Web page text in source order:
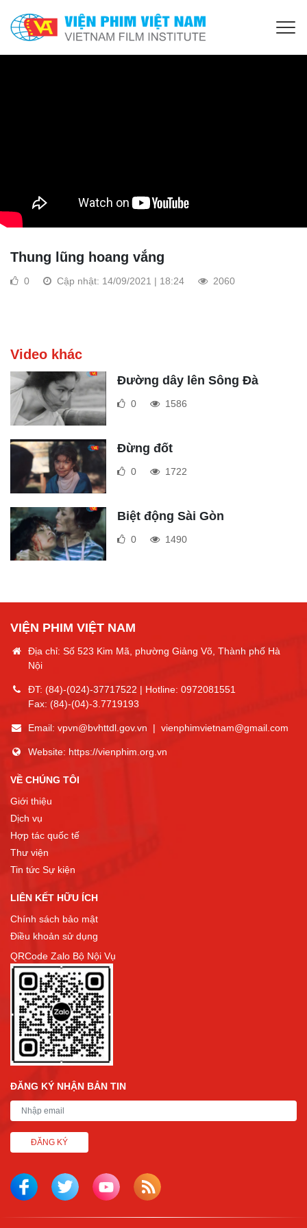
Thung lũng hoang vắng
0 Cập nhật: 14/09/2021 | 18:24 2060
Video khác
Đường dây lên Sông Đà
0 1586
Đừng đốt
0 1722
Biệt động Sài Gòn
0 1490
VIỆN PHIM VIỆT NAM
Địa chỉ: Số 523 Kim Mã, phường Giảng Võ, Thành phố Hà
Nội
ĐT: (84)-(024)-37717522 | Hotline: 0972081551
Fax: (84)-(04)-3.7719193
Email: vpvn@bvhttdl.gov.vn | vienphimvietnam@gmail.com
Website: https://vienphim.org.vn
VỀ CHÚNG TÔI
Giới thiệu
Dịch vụ
Hợp tác quốc tế
Thư viện
Tin tức Sự kiện
LIÊN KẾT HỮU ÍCH
Chính sách bảo mật
Điều khoản sử dụng
QRCode Zalo Bộ Nội Vụ
ĐĂNG KÝ NHẬN BẢN TIN
ĐĂNG KÝ